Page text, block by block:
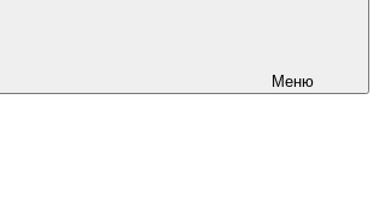
Меню